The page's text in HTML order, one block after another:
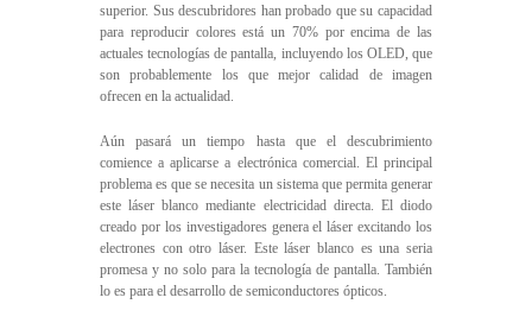
superior. Sus descubridores han probado que su capacidad
para reproducir colores está un 70% por encima de las
actuales tecnologías de pantalla, incluyendo los OLED, que
son probablemente los que mejor calidad de imagen
ofrecen en la actualidad.
Aún pasará un tiempo hasta que el descubrimiento
comience a aplicarse a electrónica comercial. El principal
problema es que se necesita un sistema que permita generar
este láser blanco mediante electricidad directa. El diodo
creado por los investigadores genera el láser excitando los
electrones con otro láser. Este láser blanco es una seria
promesa y no solo para la tecnología de pantalla. También
lo es para el desarrollo de semiconductores ópticos.